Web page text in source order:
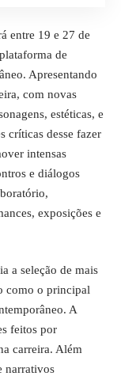
entre 19 e 27 de
de
Apresentando
com novas
estéticas, e
críticas desse fazer
intensas
e diálogos
exposições e
a seleção de mais
como o principal
A
feitos por
carreira. Além
narrativos